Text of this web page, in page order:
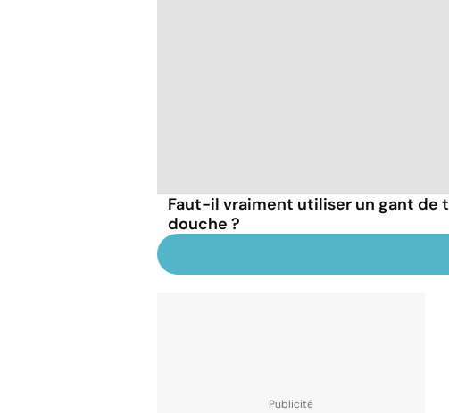
Faut-il vraiment utiliser un gant de
douche ?